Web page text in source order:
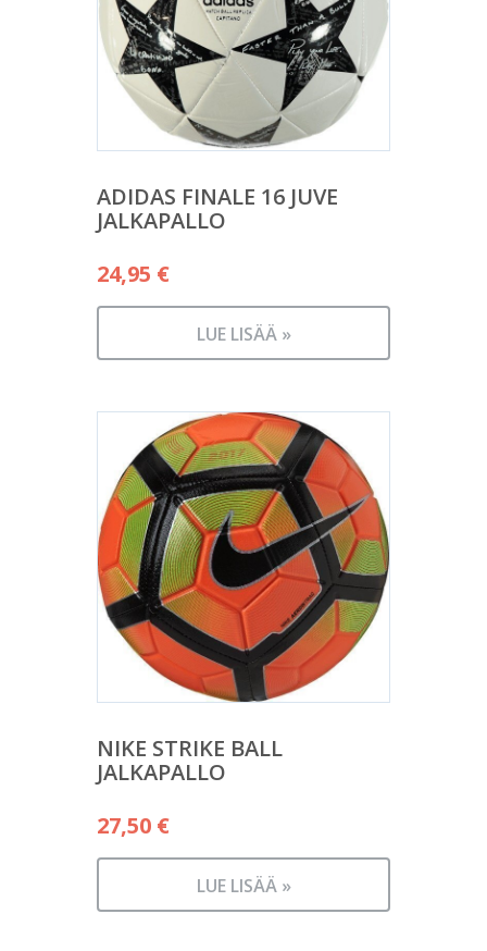
ADIDAS FINALE 16 JUVE
JALKAPALLO
24,95 €
LUE LISÄÄ »
NIKE STRIKE BALL
JALKAPALLO
27,50 €
LUE LISÄÄ »